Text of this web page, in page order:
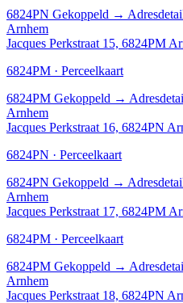
6824PN Gekoppeld →
Arnhem
Jacques Perkstraat 15, 6824PM
6824PM · Perceelkaart
6824PM Gekoppeld →
Arnhem
Jacques Perkstraat 16, 6824PN
6824PN · Perceelkaart
6824PN Gekoppeld →
Arnhem
Jacques Perkstraat 17, 6824PM
6824PM · Perceelkaart
6824PM Gekoppeld →
Arnhem
Jacques Perkstraat 18, 6824PN